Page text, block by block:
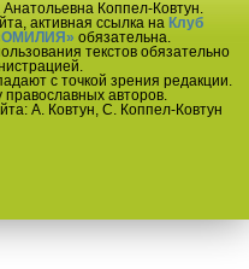
Коппел-Ковтун.
активная ссылка на Клуб
обязательна.
текстов обязательно
с точкой зрения редакции.
авторов.
А. Ковтун, С. Коппел-Ковтун